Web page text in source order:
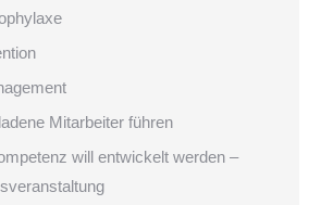
Mitarbeiter ­führen
will entwickelt werden –